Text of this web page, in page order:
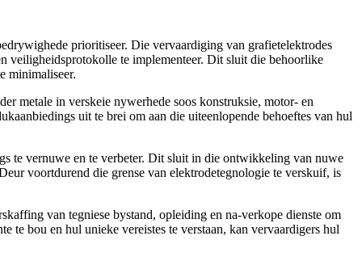
prioritiseer. Die vervaardiging van grafietelektrodes
veiligheidsprotokolle te implementeer. Dit sluit die behoorlike
minimaliseer.
metale in verskeie nywerhede soos konstruksie, motor- en
uit te brei om aan die uiteenlopende behoeftes van hul
te vernuwe en te verbeter. Dit sluit in die ontwikkeling van nuwe
voortdurend die grense van elektrodetegnologie te verskuif, is
van tegniese bystand, opleiding en na-verkope dienste om
te bou en hul unieke vereistes te verstaan, kan vervaardigers hul